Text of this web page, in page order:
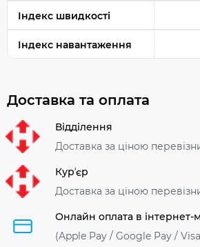
Індекс швидкості
Індекс навантаження
Доставка та оплата
Відділення
Доставка за ціною
Курʼєр
Доставка за ціною
Онлайн оплата в інтернет-
(Apple Pay / Google Pay /